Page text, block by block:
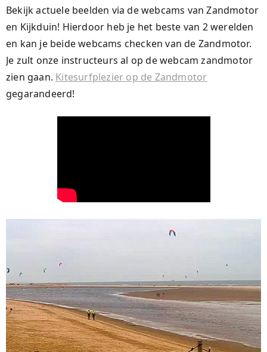
Bekijk actuele beelden via de webcams van Zandmotor
en Kijkduin! Hierdoor heb je het beste van 2 werelden
en kan je beide webcams checken van de Zandmotor.
Je zult onze instructeurs al op de webcam zandmotor
zien gaan. Kitesurfplezier op de Zandmotor
gegarandeerd!